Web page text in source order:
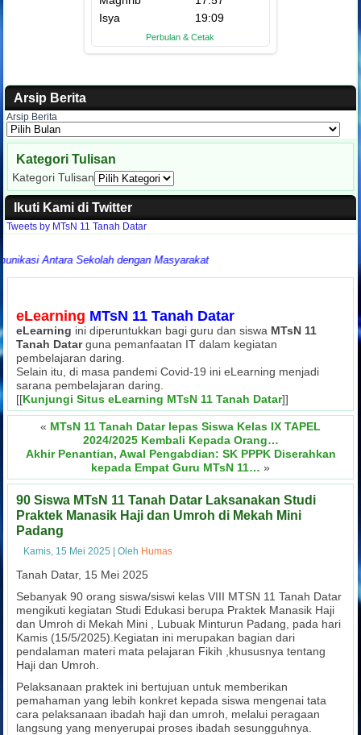
Arsip Berita
Arsip Berita
Kategori Tulisan
Kategori Tulisan
Ikuti Kami di Twitter
Tweets by MTsN 11 Tanah Datar
Sekolah dengan Masyarakat
eLearning MTsN 11 Tanah Datar
eLearning ini diperuntukkan bagi guru dan siswa MTsN 11
Tanah Datarguna pemanfaatan IT dalam kegiatan
pembelajaran daring.
Selain itu, di masa pandemi Covid-19 ini eLearning menjadi
sarana pembelajaran daring.
[[Kunjungi Situs eLearning MTsN 11 Tanah Datar]]
« MTsN 11 Tanah Datar lepas Siswa Kelas IX TAPEL
2024/2025 Kembali Kepada Orang…
Akhir Penantian, Awal Pengabdian: SK PPPK Diserahkan
kepada Empat Guru MTsN 11… »
90 Siswa MTsN 11 Tanah Datar Laksanakan Studi
Praktek Manasik Haji dan Umroh di Mekah Mini
Padang
Kamis, 15 Mei 2025 |Oleh Humas
Tanah Datar, 15 Mei 2025
Sebanyak 90 orang siswa/siswi kelas VIII MTSN 11 Tanah Datar
mengikuti kegiatan Studi Edukasi berupa Praktek Manasik Haji
dan Umroh di Mekah Mini , Lubuak Minturun Padang, pada hari
Kamis (15/5/2025).Kegiatan ini merupakan bagian dari
pendalaman materi mata pelajaran Fikih ,khususnya tentang
Haji dan Umroh.
Pelaksanaan praktek ini bertujuan untuk memberikan
pemahaman yang lebih konkret kepada siswa mengenai tata
cara pelaksanaan ibadah haji dan umroh, melalui peragaan
langsung yang menyerupai proses ibadah sesungguhnya.